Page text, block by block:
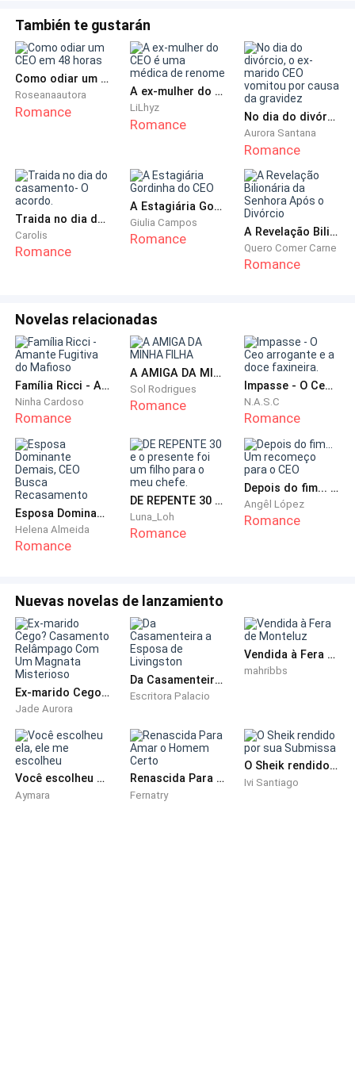
Ele quase podia ouvir os pedaços de seu coração
caindo a seus pés. Só ele sabia o quanto ele havia
tentado provar a esta mulher que a amava
verdadeiramente, mas aqui estavam eles, cinco anos
depois, e ela o estava rejeitando diante do mundo
- Sabe de uma coisa, Emma? -disse ele muito
suavemente, colocando a caixinha com o anel de
noivado em um de seus bolsos. Se você não quer se
casar eu entendo, o que me quebra os tomates é
você me culpar por isso. Estou pronto agora, esta foi
Elliot virou as costas para ela e saiu do restaurante
como um furacão, porque se havia algo que ele não ia
permitir, era a mulher que ele mais amava no mundo
perceber que ela o tinha destruído com uma única
palavra.
También te gustarán
Como odiar um CEO em 48 horas
Roseanaautora
Romance
A ex-mulher do CEO é uma médica de renome
LiLhyz
Romance No dia do divórcio, o ex-marido CEO vomitou por causa da gravidez
Aurora Santana
Romance
Traida no dia do casamento- O acordo.
Carolis
Romance
A Estagiária Gordinha do CEO
Giulia Campos
Romance A Revelação Bilionária da Senhora Após o Divórcio
Quero Comer Carne
Romance
Novelas relacionadas
Família Ricci - Amante Fugitiva do Mafioso
Ninha Cardoso
Romance
A AMIGA DA MINHA FILHA
Sol Rodrigues
Romance
Impasse - O Ceo arrogante e a doce faxineira.
N.A.S.C
Romance
Esposa Dominante Demais, CEO Busca Recasamento
Helena Almeida
Romance
DE REPENTE 30 e o presente foi um filho para o meu chefe.
Luna_Loh
Romance
Depois do fim... Um recomeço para o CEO
Angêl López
Romance
Nuevas novelas de lanzamiento
Ex-marido Cego? Casamento Relâmpago Com Um Magnata Misterioso
Jade Aurora
Da Casamenteira a Esposa de Livingston
Escritora Palacio
Vendida à Fera de Monteluz
mahribbs
Você escolheu ela, ele me escolheu
Aymara
Renascida Para Amar o Homem Certo
Fernatry
O Sheik rendido por sua Submissa
Ivi Santiago